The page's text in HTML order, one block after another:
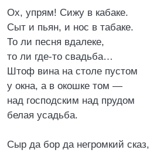
Ох, упрям! Сижу в кабаке.
Сыт и пьян, и нос в табаке.
То ли песня вдалеке,
то ли где-то свадьба…
Штоф вина на столе пустом
у окна, а в окошке том —
над господским над прудом
белая усадьба.
Сыр да бор да негромкий сказ,